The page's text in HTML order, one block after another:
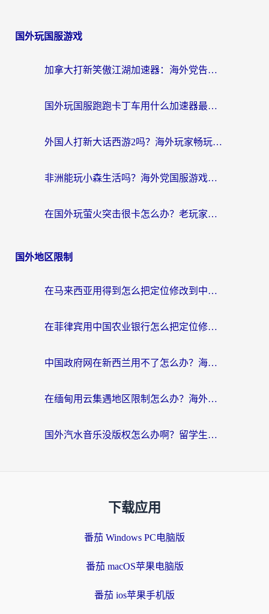
国外玩国服游戏
加拿大打新笑傲江湖加速器：海外党告别延迟卡顿的实用指南
国外玩国服跑跑卡丁车用什么加速器最好？2026真实玩家亲测避坑指南
外国人打新大话西游2吗？海外玩家畅玩国服游戏的终极加速器指南
非洲能玩小森生活吗？海外党国服游戏加速器终极指南（附阿根廷CF手游帕斯卡契约解决方案）
在国外玩萤火突击很卡怎么办？老玩家亲测有效的加速器选择指南
国外地区限制
在马来西亚用得到怎么把定位修改到中国国内？留学生亲测有效的追剧看片攻略
在菲律宾用中国农业银行怎么把定位修改到中国国内？海外华人必看的数字生活解决方案
中国政府网在新西兰用不了怎么办？海外华人追剧看新闻的实用指南
在缅甸用云集遇地区限制怎么办？海外党亲测有效解决方案来了！
国外汽水音乐没版权怎么办啊？留学生亲测有效的回国加速攻略
下载应用
番茄 Windows PC电脑版
番茄 macOS苹果电脑版
番茄 ios苹果手机版